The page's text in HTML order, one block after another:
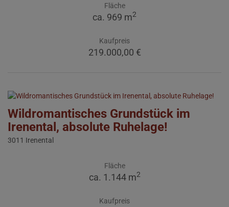
Fläche
ca. 969 m2
Kaufpreis
219.000,00 €
Wildromantisches Grundstück im
Irenental, absolute Ruhelage!
3011 Irenental
Fläche
ca. 1.144 m2
Kaufpreis